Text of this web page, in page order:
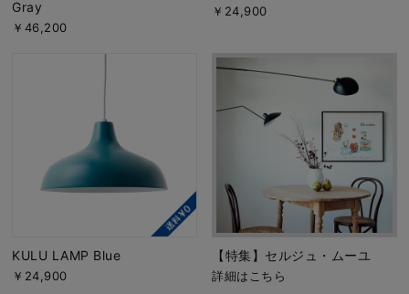
Gray
￥46,200
￥24,900
KULU LAMP Blue
￥24,900
【特集】セルジュ・ムーユ
詳細はこちら